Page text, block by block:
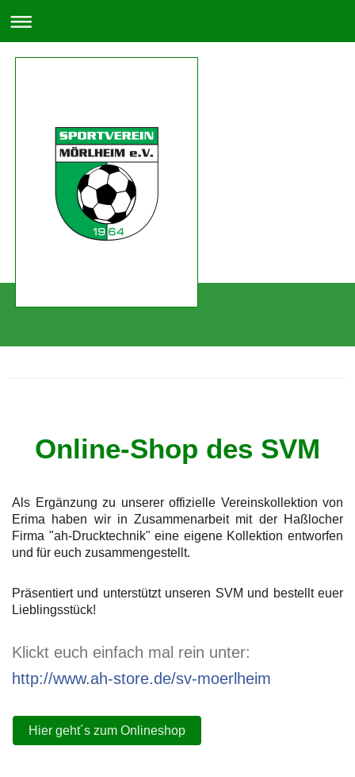
Online-Shop des SVM
Als Ergänzung zu unserer offizielle Vereinskollektion von
Erima haben wir in Zusammenarbeit mit der Haßlocher
Firma "ah-Drucktechnik" eine eigene Kollektion entworfen
und für euch zusammengestellt.
Präsentiert und unterstützt unseren SVM und bestellt euer
Lieblingsstück!
Klickt euch einfach mal rein unter:
http://www.ah-store.de/sv-moerlheim
Hier geht´s zum Onlineshop